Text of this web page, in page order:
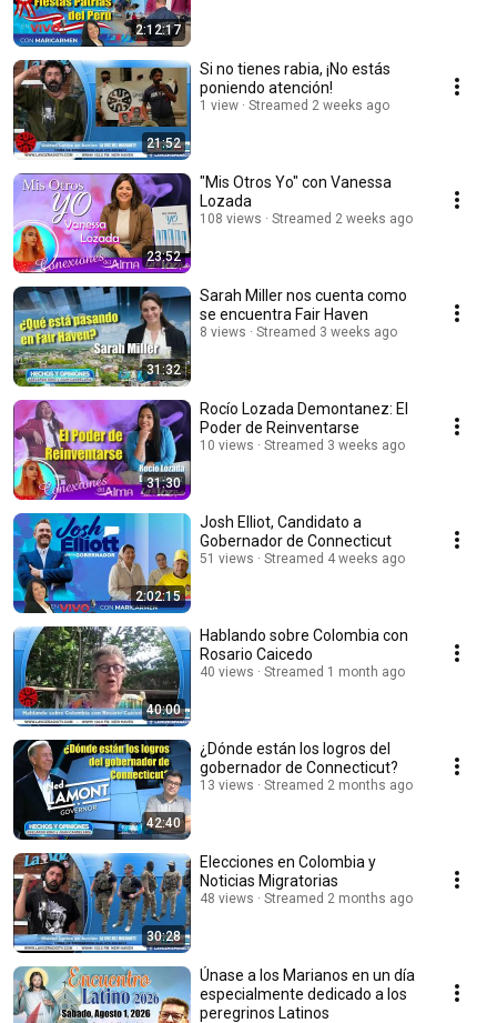
2:12:17
21:52
Si no tienes rabia, ¡No estás
poniendo atención!
1 view Streamed 2 weeks ago
23:52
"Mis Otros Yo" con Vanessa
Lozada
108 views Streamed 2 weeks ago
31:32
Sarah Miller nos cuenta como
se encuentra Fair Haven
8 views Streamed 3 weeks ago
31:30
Rocío Lozada Demontanez: El
Poder de Reinventarse
10 views Streamed 3 weeks ago
2:02:15
Josh Elliot, Candidato a
Gobernador de Connecticut
51 views Streamed 4 weeks ago
40:00
Hablando sobre Colombia con
Rosario Caicedo
40 views Streamed 1 month ago
42:40
¿Dónde están los logros del
gobernador de Connecticut?
13 views Streamed 2 months ago
30:28
Elecciones en Colombia y
Noticias Migratorias
48 views Streamed 2 months ago
Únase a los Marianos en un día
especialmente dedicado a los
peregrinos Latinos